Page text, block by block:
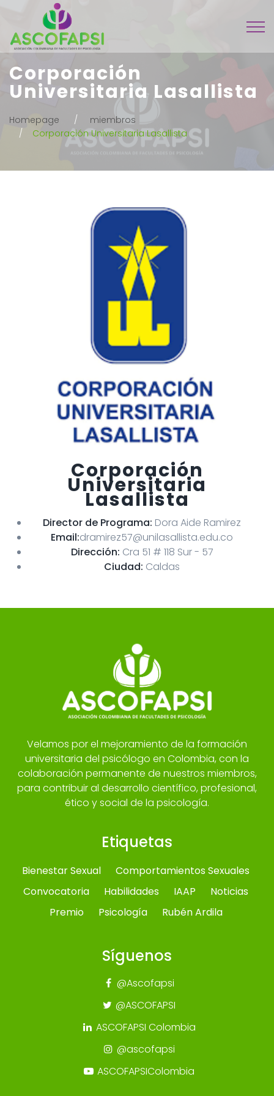
Corporación
Universitaria Lasallista
Homepage
miembros
Corporación Universitaria Lasallista
Corporación
Universitaria
Lasallista
Director de Programa: Dora Aide Ramirez
Email:dramirez57@unilasallista.edu.co
Dirección: Cra 51 # 118 Sur - 57
Ciudad: Caldas
Velamos por el mejoramiento de la formación
universitaria del psicólogo en Colombia, con la
colaboración permanente de nuestros miembros,
para contribuir al desarrollo científico, profesional,
ético y social de la psicología.
Etiquetas
Bienestar Sexual
Comportamientos Sexuales
Convocatoria
Habilidades IAAP
Noticias
Premio
Psicología Rubén Ardila
Síguenos
@Ascofapsi
@ASCOFAPSI
ASCOFAPSI Colombia
@ascofapsi
ASCOFAPSIColombia